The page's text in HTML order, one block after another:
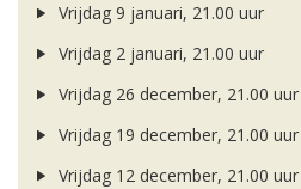
Vrijdag 9 januari, 21.00 uur
Vrijdag 2 januari, 21.00 uur
Vrijdag 26 december, 21.00 uur
Vrijdag 19 december, 21.00 uur
Vrijdag 12 december, 21.00 uur